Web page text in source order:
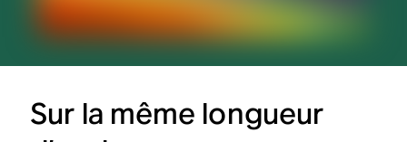
Sur la même longueur